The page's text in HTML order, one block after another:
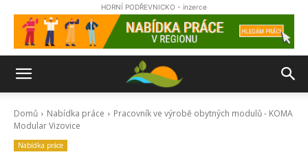
HORNÍ PODŘEVNICKO - inzerce
Domů Nabídka práce
Pracovník ve výrobě obytných modulů - KOMA
Modular Vizovice
Nabídka práce